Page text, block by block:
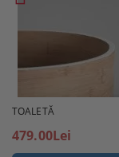
TOALETĂ
479.00Lei